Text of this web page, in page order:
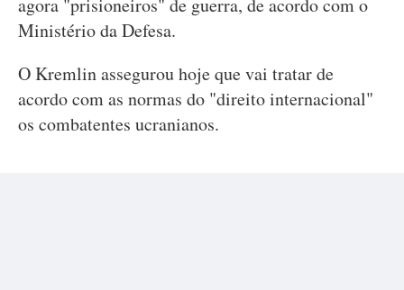
agora "prisioneiros" de guerra, de acordo com o
Ministério da Defesa.
O Kremlin assegurou hoje que vai tratar de
acordo com as normas do "direito internacional"
os combatentes ucranianos.